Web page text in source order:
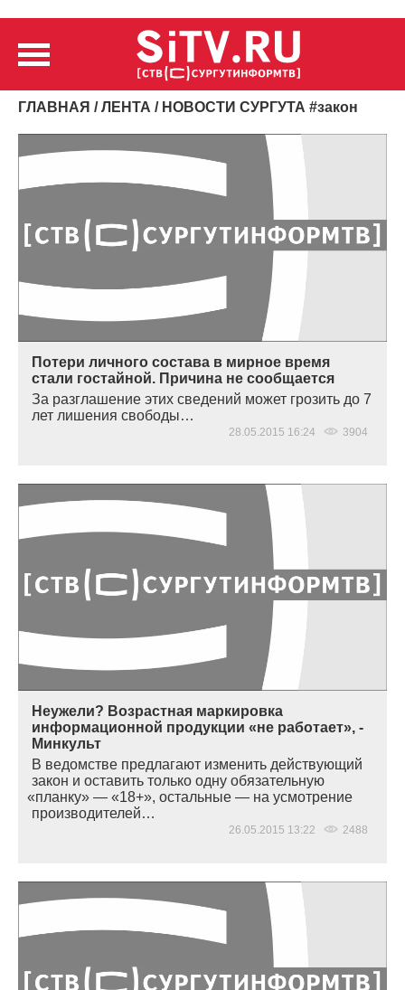
ГЛАВНАЯ /ЛЕНТА / НОВОСТИ СУРГУТА #закон
Потери личного состава в мирное время
стали гостайной. Причина не сообщается
За разглашение этих сведений может грозить до 7
лет лишения свободы…
28.05.2015 16:24 3904
Неужели? Возрастная маркировка
информационной продукции «не работает», -
Минкульт
В ведомстве предлагают изменить действующий
закон и оставить только одну обязательную
«планку» — «18+», остальные — на усмотрение
производителей…
26.05.2015 13:22 2488